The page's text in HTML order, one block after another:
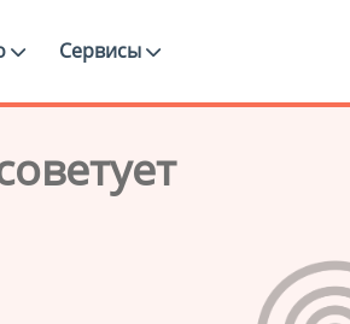
Сервисы